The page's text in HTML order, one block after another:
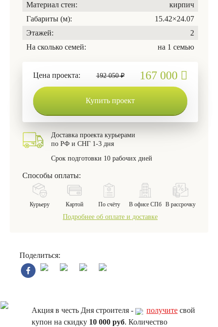
Материал стен:
кирпич
Габариты (м):
15.42×24.07
Этажей:
2
На сколько семей:
на 1 семью
Цена проекта: 192 050 ₽ 167 000
Купить проект
Доставка проекта курьерами
по РФ и СНГ 1-3 дня
Срок подготовки 10 рабочих дней
Способы оплаты:
Курьеру Картой По счёту В офисе СПб В рассрочку
Подробнее об оплате и доставке
Поделиться:
Акция в честь Дня строителя - получите свой
купон на скидку 10 000 руб. Количество